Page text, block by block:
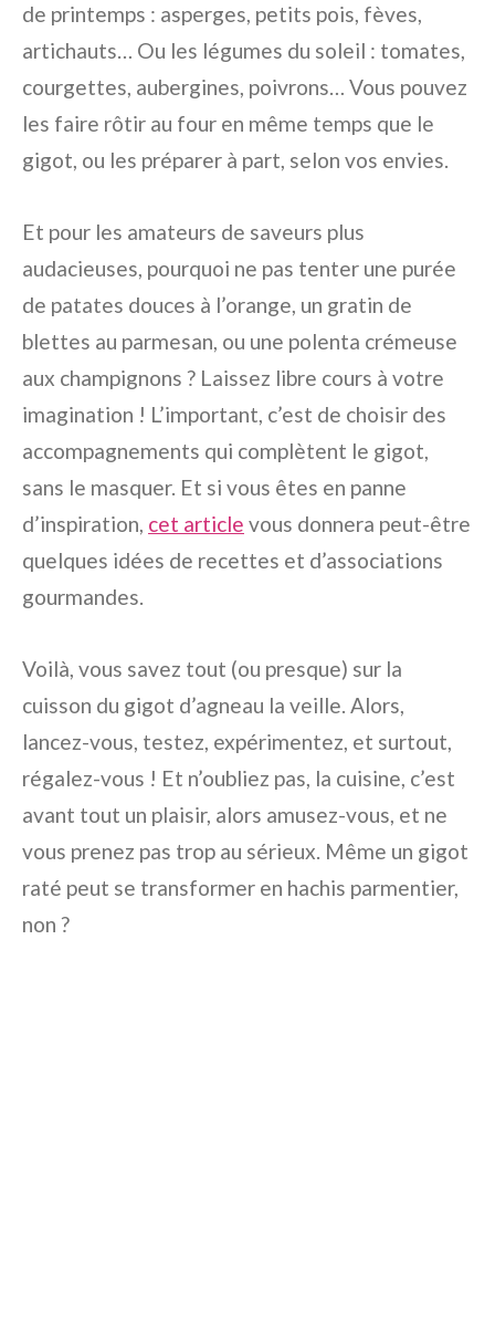
de printemps : asperges, petits pois, fèves,
artichauts… Ou les légumes du soleil : tomates,
courgettes, aubergines, poivrons… Vous pouvez
les faire rôtir au four en même temps que le
gigot, ou les préparer à part, selon vos envies.
Et pour les amateurs de saveurs plus
audacieuses, pourquoi ne pas tenter une purée
de patates douces à l’orange, un gratin de
blettes au parmesan, ou une polenta crémeuse
aux champignons ? Laissez libre cours à votre
imagination ! L’important, c’est de choisir des
accompagnements qui complètent le gigot,
sans le masquer. Et si vous êtes en panne
d’inspiration, cet article vous donnera peut-être
quelques idées de recettes et d’associations
gourmandes.
Voilà, vous savez tout (ou presque) sur la
cuisson du gigot d’agneau la veille. Alors,
lancez-vous, testez, expérimentez, et surtout,
régalez-vous ! Et n’oubliez pas, la cuisine, c’est
avant tout un plaisir, alors amusez-vous, et ne
vous prenez pas trop au sérieux. Même un gigot
raté peut se transformer en hachis parmentier,
non ?